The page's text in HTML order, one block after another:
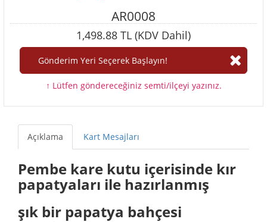
AR0008
1,498.88 TL (KDV Dahil)
↑ Lütfen göndereceğiniz semti/ilçeyi yazınız.
Açıklama Kart Mesajları
Pembe kare kutu içerisinde kır
papatyaları ile hazırlanmış
şık bir papatya bahçesi